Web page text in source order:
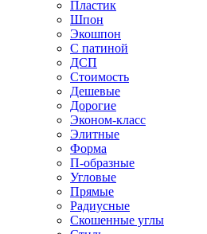
Пластик
Шпон
Экошпон
С патиной
ДСП
Стоимость
Дешевые
Дорогие
Эконом-класс
Элитные
Форма
П-образные
Угловые
Прямые
Радиусные
Скошенные углы